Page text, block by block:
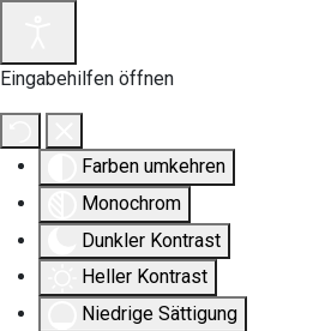
Eingabehilfen öffnen
Farben umkehren
Monochrom
Dunkler Kontrast
Heller Kontrast
Niedrige Sättigung